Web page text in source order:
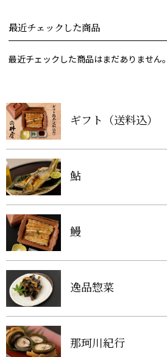
最近チェックした商品
最近チェックした商品はまだありません。
ギフト（送料込）
鮎
鰻
逸品惣菜
那珂川紀行